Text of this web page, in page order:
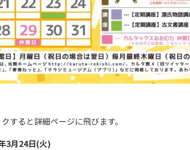
すると詳細ページに飛びます。
3月24日(火)